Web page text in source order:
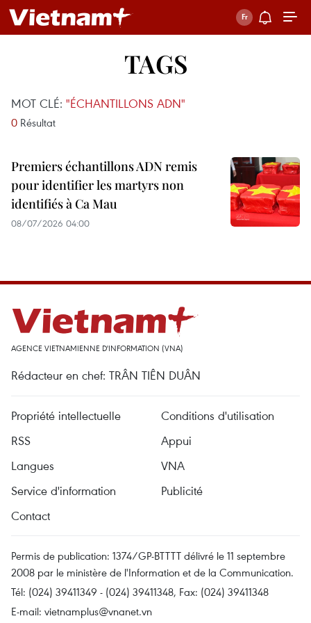
TAGS
MOT CLÉ: "ÉCHANTILLONS ADN"
0 Résultat
Premiers échantillons ADN remis
pour identifier les martyrs non
identifiés à Ca Mau
08/07/2026 04:00
AGENCE VIETNAMIENNE D'INFORMATION (VNA)
Rédacteur en chef: TRÂN TIÊN DUÂN
Propriété intellectuelle
Conditions d'utilisation
RSS
Appui
Langues
VNA
Service d'information
Publicité
Contact
Permis de publication: 1374/GP-BTTTT délivré le 11 septembre
2008 par le ministère de l'Information et de la Communication.
Tél: (024) 39411349 - (024) 39411348, Fax: (024) 39411348
E-mail: vietnamplus@vnanet.vn